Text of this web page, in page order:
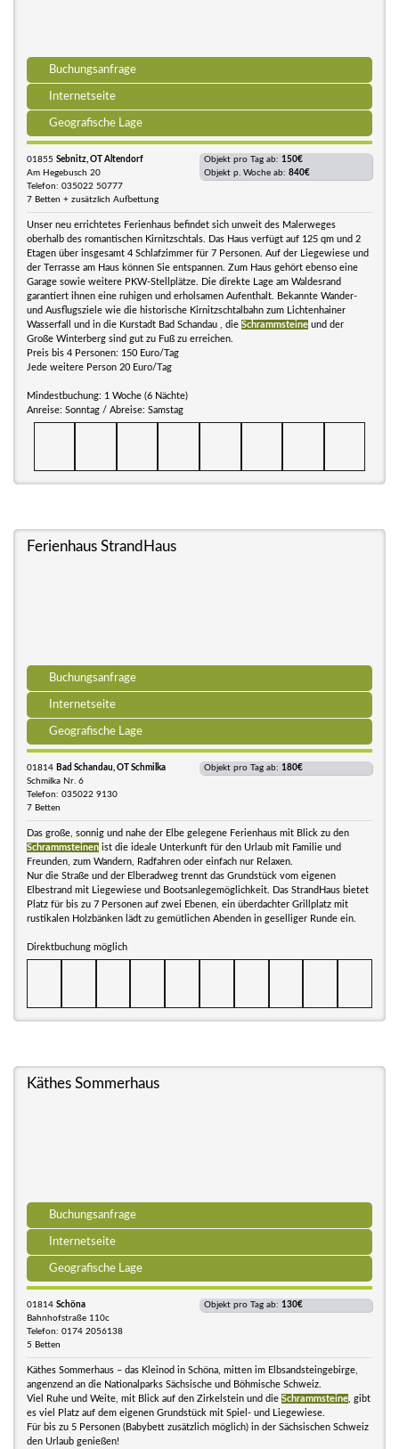
Buchungsanfrage
Internetseite
Geografische Lage
01855 Sebnitz, OT Altendorf
Am Hegebusch 20
Telefon: 035022 50777
7 Betten + zusätzlich Aufbettung
Objekt pro Tag ab: 150€
Objekt p. Woche ab: 840€
Unser neu errichtetes Ferienhaus befindet sich unweit des Malerweges
oberhalb des romantischen Kirnitzschtals. Das Haus verfügt auf 125 qm und 2
Etagen über insgesamt 4 Schlafzimmer für 7 Personen. Auf der Liegewiese und
der Terrasse am Haus können Sie entspannen. Zum Haus gehört ebenso eine
Garage sowie weitere PKW-Stellplätze. Die direkte Lage am Waldesrand
garantiert ihnen eine ruhigen und erholsamen Aufenthalt. Bekannte Wander-
und Ausflugsziele wie die historische Kirnitzschtalbahn zum Lichtenhainer
Wasserfall und in die Kurstadt Bad Schandau , die Schrammsteine und der
Große Winterberg sind gut zu Fuß zu erreichen.
Preis bis 4 Personen: 150 Euro/Tag
Jede weitere Person 20 Euro/Tag
Mindestbuchung: 1 Woche (6 Nächte)
Anreise: Sonntag / Abreise: Samstag
Ferienhaus StrandHaus
Buchungsanfrage
Internetseite
Geografische Lage
01814 Bad Schandau, OT Schmilka
Schmilka Nr. 6
Telefon: 035022 9130
7 Betten
Objekt pro Tag ab: 180€
Das große, sonnig und nahe der Elbe gelegene Ferienhaus mit Blick zu den
Schrammsteinen ist die ideale Unterkunft für den Urlaub mit Familie und
Freunden, zum Wandern, Radfahren oder einfach nur Relaxen.
Nur die Straße und der Elberadweg trennt das Grundstück vom eigenen
Elbestrand mit Liegewiese und Bootsanlegemöglichkeit. Das StrandHaus bietet
Platz für bis zu 7 Personen auf zwei Ebenen, ein überdachter Grillplatz mit
rustikalen Holzbänken lädt zu gemütlichen Abenden in geselliger Runde ein.
Direktbuchung möglich
Käthes Sommerhaus
Buchungsanfrage
Internetseite
Geografische Lage
01814 Schöna
Bahnhofstraße 110c
Telefon: 0174 2056138
5 Betten
Objekt pro Tag ab: 130€
Käthes Sommerhaus – das Kleinod in Schöna, mitten im Elbsandsteingebirge,
angenzend an die Nationalparks Sächsische und Böhmische Schweiz.
Viel Ruhe und Weite, mit Blick auf den Zirkelstein und die Schrammsteine , gibt
es viel Platz auf dem eigenen Grundstück mit Spiel- und Liegewiese.
Für bis zu 5 Personen (Babybett zusätzlich möglich) in der Sächsischen Schweiz
den Urlaub genießen!